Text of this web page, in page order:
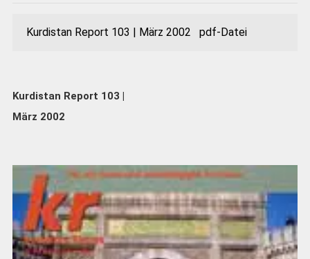
Kurdistan Report 103 | März 2002 pdf-Datei
Kurdistan Report 103 |
März 2002